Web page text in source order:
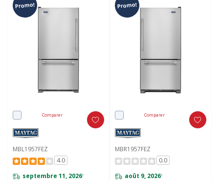
Promo!
Comparer
MBL1957FEZ
4.0
septembre 11, 2026*
Promo!
Comparer
MBR1957FEZ
0.0
août 9, 2026*